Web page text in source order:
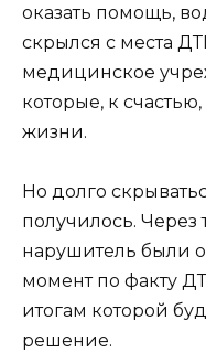
оказать помощь,
скрылся с места
медицинское
которые, к
жизни.
Но долго
получилось. Через
нарушитель были
момент по факту
итогам которой
решение.